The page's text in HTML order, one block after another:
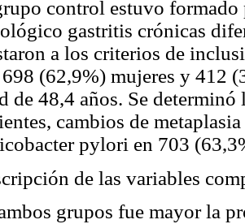
control estuvo
gastritis crónicas
a los criterios de
(62,9%) mujeres y 412
de 48,4 años. Se
cambios de
pylori en 703
de las variables
grupos fue mayor la